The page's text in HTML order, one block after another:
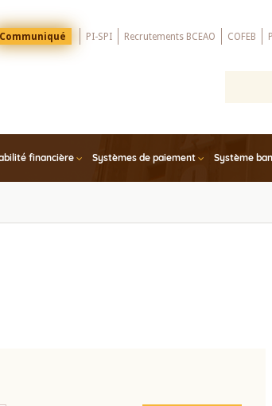
Menu
Communiqué PI-SPI Recrutements BCEAO COFEB
financière Systèmes de paiement Système